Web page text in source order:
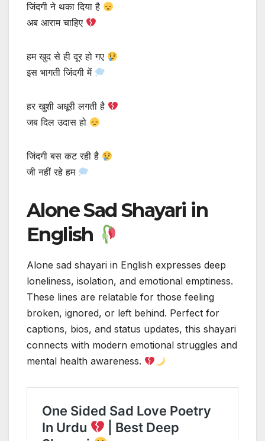
जिंदगी ने थका दिया है
अब आराम चाहिए
हम खुद से ही दूर हो गए
इस भागती जिंदगी में
हर खुशी अधूरी लगती है
जब दिल उदास हो
जिंदगी बस कट रही है
जी नहीं रहे हम
Alone Sad Shayari in
English
Alone sad shayari in English expresses deep
loneliness, isolation, and emotional emptiness.
These lines are relatable for those feeling
broken, ignored, or left behind. Perfect for
captions, bios, and status updates, this shayari
connects with modern emotional struggles and
mental health awareness.